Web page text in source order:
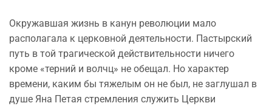
Окружавшая жизнь в канун революции мало
располагала к церковной деятельности. Пастырский
путь в той трагической действительности ничего
кроме «терний и волчц» не обещал. Но характер
времени, каким бы тяжелым он не был, не заглушал в
душе Яна Петая стремления служить Церкви